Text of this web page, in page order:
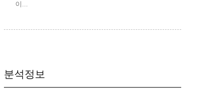
이...
분석정보